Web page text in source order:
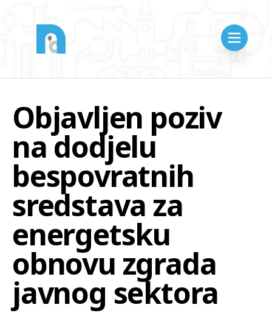
Objavljen poziv
na dodjelu
bespovratnih
sredstava za
energetsku
obnovu zgrada
javnog sektora